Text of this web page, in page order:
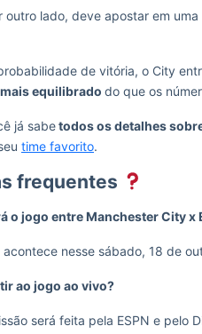
outro lado, deve apostar em
de vitória, o City
equilibrado do que os
já sabetodos os detalhes
time favorito.
frequentes
o jogo entre Manchester City x
nesse sábado, 18 de
ao jogo ao vivo?
será feita pela ESPN e pelo